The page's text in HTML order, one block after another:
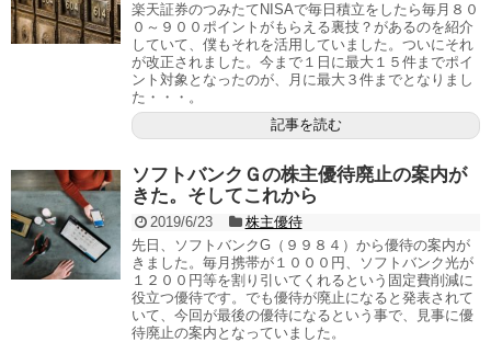
楽天証券のつみたてNISAで毎日積立をしたら毎月８０
０～９００ポイントがもらえる裏技？があるのを紹介
していて、僕もそれを活用していました。ついにそれ
が改正されました。今まで１日に最大１５件までポイ
ント対象となったのが、月に最大３件までとなりまし
た・・・。
記事を読む
ソフトバンクＧの株主優待廃止の案内が
きた。そしてこれから
2019/6/23
株主優待
先日、ソフトバンクG（９９８４）から優待の案内が
きました。毎月携帯が１０００円、ソフトバンク光が
１２００円等を割り引いてくれるという固定費削減に
役立つ優待です。でも優待が廃止になると発表されて
いて、今回が最後の優待になるという事で、見事に優
待廃止の案内となっていました。